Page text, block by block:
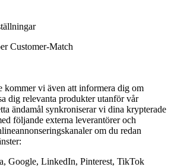
Customer-Match
kommer vi även att informera dig om
dig relevanta produkter utanför vår
ändamål synkroniserar vi dina krypterade
följande externa leverantörer och
om du redan
Google, LinkedIn, Pinterest, TikTok